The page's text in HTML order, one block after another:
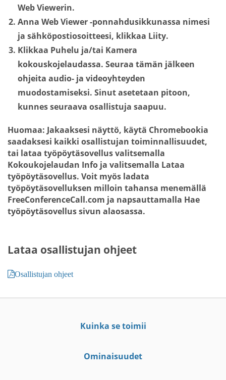
Web Viewerin.
Anna Web Viewer -ponnahdusikkunassa nimesi
ja sähköpostiosoitteesi, klikkaa Liity.
Klikkaa Puhelu ja/tai Kamera
kokouskojelaudassa. Seuraa tämän jälkeen
ohjeita audio- ja videoyhteyden
muodostamiseksi. Sinut asetetaan pitoon,
kunnes seuraava osallistuja saapuu.
Huomaa: Jakaaksesi näyttö, käytä Chromebookia
saadaksesi kaikki osallistujan toiminnallisuudet,
tai lataa työpöytäsovellus valitsemalla
Kokoukojelaudan Info ja valitsemalla Lataa
työpöytäsovellus. Voit myös ladata
työpöytäsovelluksen milloin tahansa menemällä
FreeConferenceCall.com ja napsauttamalla Hae
työpöytäsovellussivun alaosassa.
Lataa osallistujan ohjeet
Osallistujan ohjeet
Kuinka se toimii
Ominaisuudet